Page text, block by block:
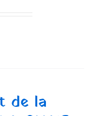
de la